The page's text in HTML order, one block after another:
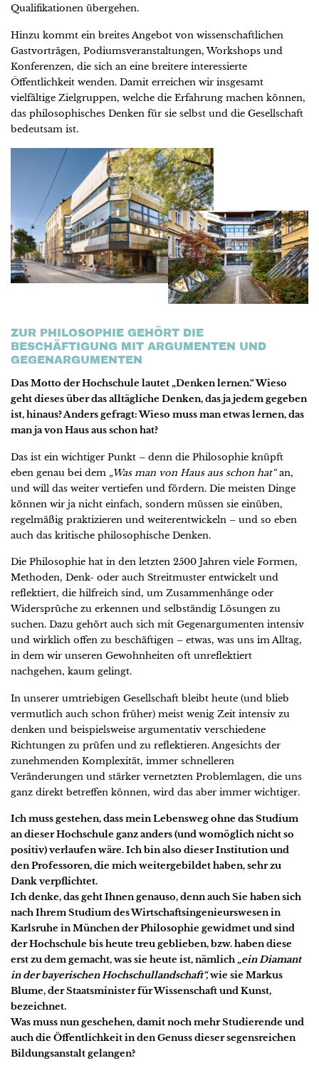
Qualifikationen übergehen.
Hinzu kommt ein breites Angebot von wissenschaftlichen
Gastvorträgen, Podiumsveranstaltungen, Workshops und
Konferenzen, die sich an eine breitere interessierte
Öffentlichkeit wenden. Damit erreichen wir insgesamt
vielfältige Zielgruppen, welche die Erfahrung machen können,
das philosophisches Denken für sie selbst und die Gesellschaft
bedeutsam ist.
ZUR PHILOSOPHIE GEHÖRT DIE
BESCHÄFTIGUNG MIT ARGUMENTEN UND
GEGENARGUMENTEN
Das Motto der Hochschule lautet „Denken lernen.“ Wieso
geht dieses über das alltägliche Denken, das ja jedem gegeben
ist, hinaus? Anders gefragt: Wieso muss man etwas lernen, das
man ja von Haus aus schon hat?
Das ist ein wichtiger Punkt – denn die Philosophie knüpft
eben genau bei dem „Was man von Haus aus schon hat“an,
und will das weiter vertiefen und fördern. Die meisten Dinge
können wir ja nicht einfach, sondern müssen sie einüben,
regelmäßig praktizieren und weiterentwickeln – und so eben
auch das kritische philosophische Denken.
Die Philosophie hat in den letzten 2500 Jahren viele Formen,
Methoden, Denk- oder auch Streitmuster entwickelt und
reflektiert, die hilfreich sind, um Zusammenhänge oder
Widersprüche zu erkennen und selbständig Lösungen zu
suchen. Dazu gehört auch sich mit Gegenargumenten intensiv
und wirklich offen zu beschäftigen – etwas, was uns im Alltag,
in dem wir unseren Gewohnheiten oft unreflektiert
nachgehen, kaum gelingt.
In unserer umtriebigen Gesellschaft bleibt heute (und blieb
vermutlich auch schon früher) meist wenig Zeit intensiv zu
denken und beispielsweise argumentativ verschiedene
Richtungen zu prüfen und zu reflektieren. Angesichts der
zunehmenden Komplexität, immer schnelleren
Veränderungen und stärker vernetzten Problemlagen, die uns
ganz direkt betreffen können, wird das aber immer wichtiger.
Ich muss gestehen, dass mein Lebensweg ohne das Studium
an dieser Hochschule ganz anders (und womöglich nicht so
positiv) verlaufen wäre. Ich bin also dieser Institution und
den Professoren, die mich weitergebildet haben, sehr zu
Dank verpflichtet.
Ich denke, das geht Ihnen genauso, denn auch Sie haben sich
nach Ihrem Studium des Wirtschaftsingenieurswesen in
Karlsruhe in München der Philosophie gewidmet und sind
der Hochschule bis heute treu geblieben, bzw. haben diese
erst zu dem gemacht, was sie heute ist, nämlich „ein Diamant
in der bayerischen Hochschullandschaft“,wie sie Markus
Blume, der Staatsminister für Wissenschaft und Kunst,
bezeichnet.
Was muss nun geschehen, damit noch mehr Studierende und
auch die Öffentlichkeit in den Genuss dieser segensreichen
Bildungsanstalt gelangen?